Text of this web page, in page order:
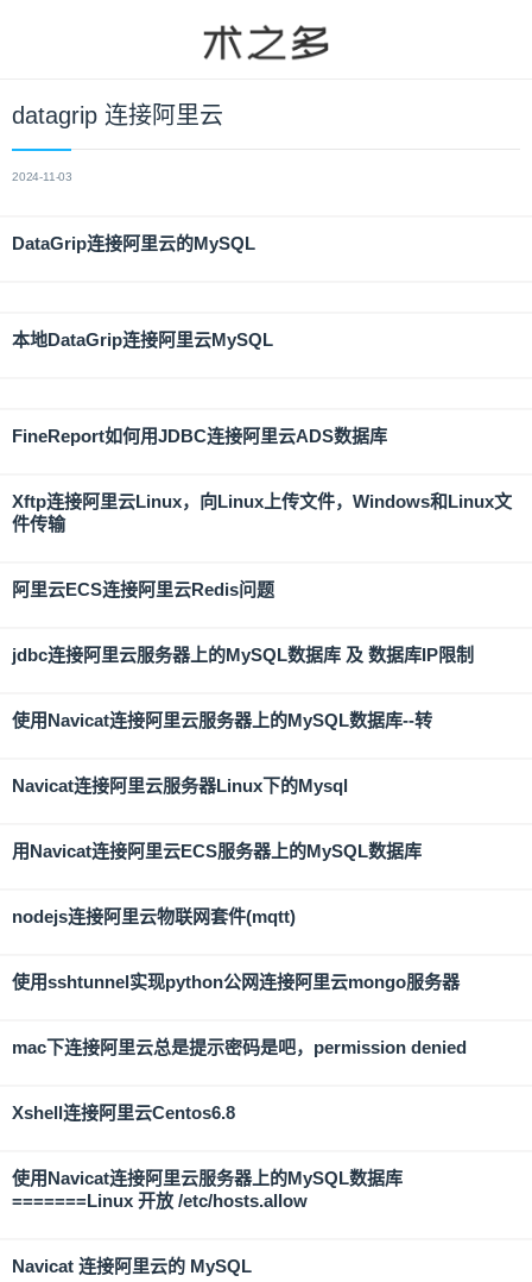
datagrip 连接阿里云
2024-11-03
DataGrip连接阿里云的MySQL
本地DataGrip连接阿里云MySQL
FineReport如何用JDBC连接阿里云ADS数据库
Xftp连接阿里云Linux，向Linux上传文件，Windows和Linux文
件传输
阿里云ECS连接阿里云Redis问题
jdbc连接阿里云服务器上的MySQL数据库 及 数据库IP限制
使用Navicat连接阿里云服务器上的MySQL数据库--转
Navicat连接阿里云服务器Linux下的Mysql
用Navicat连接阿里云ECS服务器上的MySQL数据库
nodejs连接阿里云物联网套件(mqtt)
使用sshtunnel实现python公网连接阿里云mongo服务器
mac下连接阿里云总是提示密码是吧，permission denied
Xshell连接阿里云Centos6.8
使用Navicat连接阿里云服务器上的MySQL数据库
=======Linux 开放 /etc/hosts.allow
Navicat 连接阿里云的 MySQL